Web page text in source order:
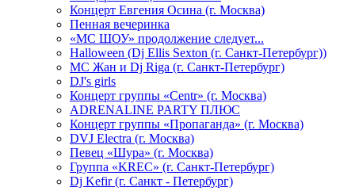
Концерт Евгения Осина (г. Москва)
Пенная вечеринка
«МС ШОУ» продолжение следует...
Halloween (Dj Ellis Sexton (г. Санкт-Петербург))
МС Жан и Dj Riga (г. Санкт-Петербург)
DJ's girls
Концерт группы «Centr» (г. Москва)
ADRENALINE PARTY ПЛЮС
Концерт группы «Пропаганда» (г. Москва)
DVJ Electra (г. Москва)
Певец «Шура» (г. Москва)
Группа «KREC» (г. Санкт-Петербург)
Dj Kefir (г. Санкт - Петербург)